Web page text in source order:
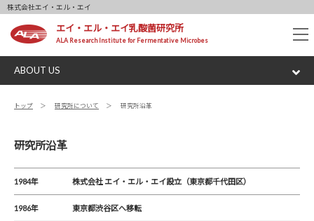
株式会社エイ・エル・エイ
エイ・エル・エイ乳酸菌研究所
ALA Research Institute for Fermentative Microbes
ABOUT US
トップ 研究所について 研究所沿革
研究所沿革
1984年 株式会社 エイ・エル・エイ設立（東京都千代田区）
1986年 東京都渋谷区へ移転